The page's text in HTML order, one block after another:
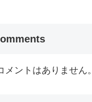
メントはありません。